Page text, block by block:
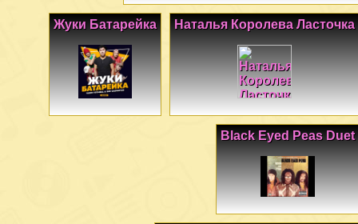
Наталья Королева Ласточка
Жуки Батарейка
Black Eyed Peas Duet